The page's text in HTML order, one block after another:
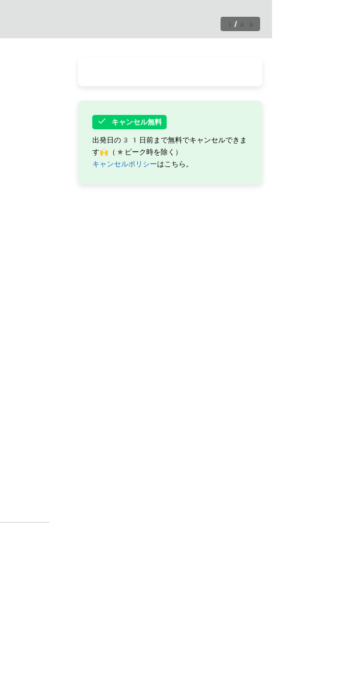
1 / 33
キャンセル無料
出発日の31日前まで無料でキャンセルできま
す🙌（*ピーク時を除く）
キャンセルポリシーはこちら。